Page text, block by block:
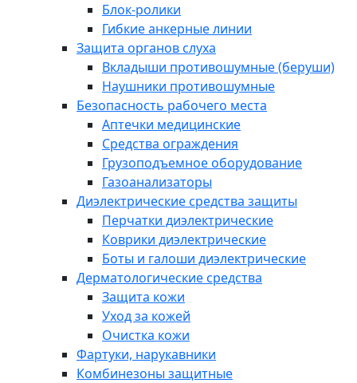
Блок-ролики
Гибкие анкерные линии
Защита органов слуха
Вкладыши противошумные (беруши)
Наушники противошумные
Безопасность рабочего места
Аптечки медицинские
Средства ограждения
Грузоподъемное оборудование
Газоанализаторы
Диэлектрические средства защиты
Перчатки диэлектрические
Коврики диэлектрические
Боты и галоши диэлектрические
Дерматологические средства
Защита кожи
Уход за кожей
Очистка кожи
Фартуки, нарукавники
Комбинезоны защитные